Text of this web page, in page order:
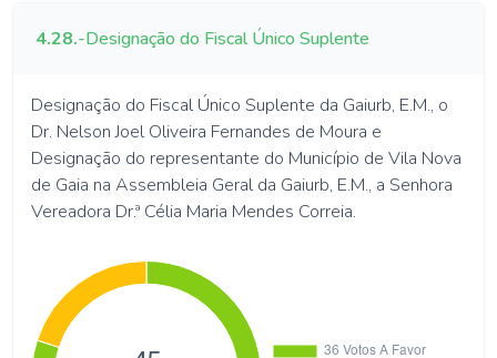
4.28.-Designação do Fiscal Único Suplente
Designação do Fiscal Único Suplente da Gaiurb, E.M., o
Dr. Nelson Joel Oliveira Fernandes de Moura e
Designação do representante do Município de Vila Nova
de Gaia na Assembleia Geral da Gaiurb, E.M., a Senhora
Vereadora Dr.ª Célia Maria Mendes Correia.